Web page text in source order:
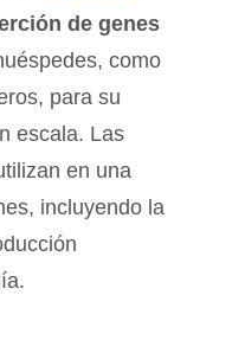
de genes
como
para su
escala. Las
en una
incluyendo la